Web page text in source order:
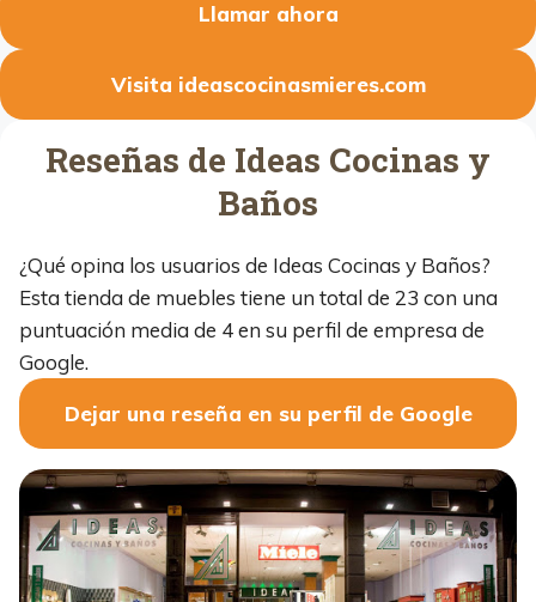
Llamar ahora
Visita ideascocinasmieres.com
Reseñas de Ideas Cocinas y
Baños
¿Qué opina los usuarios de Ideas Cocinas y Baños?
Esta tienda de muebles tiene un total de 23 con una
puntuación media de 4 en su perfil de empresa de
Google.
Dejar una reseña en su perfil de Google